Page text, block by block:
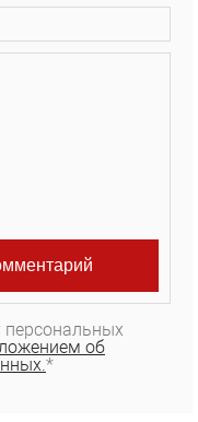
персональных
об
*